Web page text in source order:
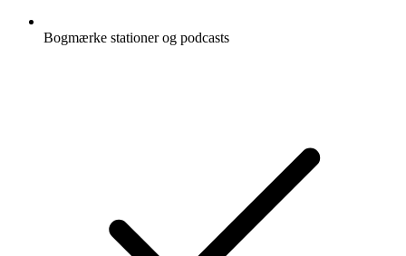
Bogmærke stationer og podcasts